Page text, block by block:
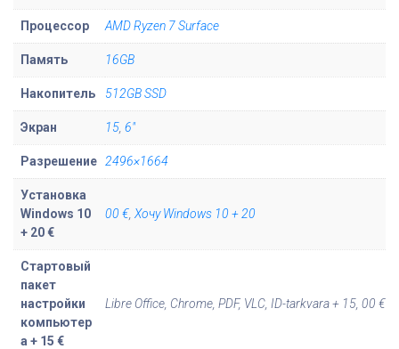
а
M
c
s
t
Процессор AMD Ryzen 7 Surface
Память 16GB
Накопитель 512GB SSD
Экран 15 6"
Разрешение 2496×1664
Установка
Windows 10
+ 20 €
00 € Хочу Windows 10 + 20
Стартовый
пакет
настройки
компьютер
а + 15 €
Libre Office, Chrome, PDF, VLC, ID-tarkvara + 15, 00 €